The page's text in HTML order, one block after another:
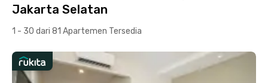
Jakarta Selatan
1 - 30 dari 81 Apartemen Tersedia